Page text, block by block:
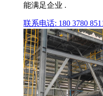
能满足企业 .
联系电话: 180 3780